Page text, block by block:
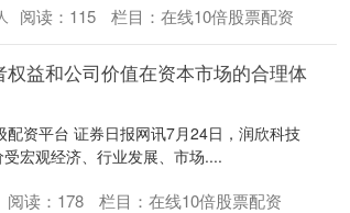
阅读： 115 栏目： 在线10倍股票配资
益和公司价值在资本市场的合理体
资平台 证券日报网讯7月24日，润欣科技
宏观经济、行业发展、市场....
阅读： 178 栏目： 在线10倍股票配资